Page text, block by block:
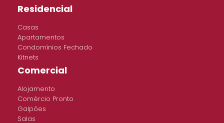
Residencial
Casas
Apartamentos
Condomínios Fechado
Kitnets
Comercial
Alojamento
Comércio Pronto
Galpões
Salas